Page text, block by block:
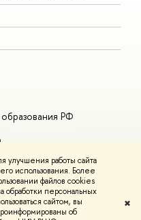
улучшения работы сайта
использования. Более
файлов cookies
обработки персональных
сайтом, вы
о
✖
РФ
Условия
конфиденциальности